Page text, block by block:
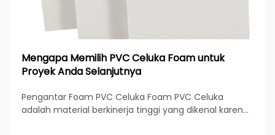
Mengapa Memilih PVC Celuka Foam untuk
Proyek Anda Selanjutnya
Pengantar Foam PVC Celuka Foam PVC Celuka
adalah material berkinerja tinggi yang dikenal karena